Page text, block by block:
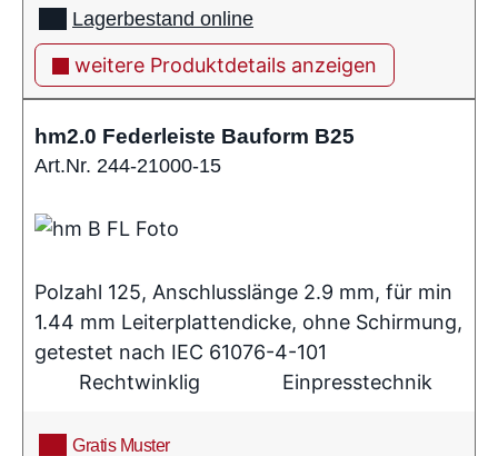
Lagerbestand online
weitere Produktdetails anzeigen
hm2.0 Federleiste Bauform B25
Art.Nr. 244-21000-15
Polzahl 125, Anschlusslänge 2.9 mm, für min
1.44 mm Leiterplattendicke, ohne Schirmung,
getestet nach IEC 61076-4-101
Rechtwinklig
Einpresstechnik
Gratis Muster